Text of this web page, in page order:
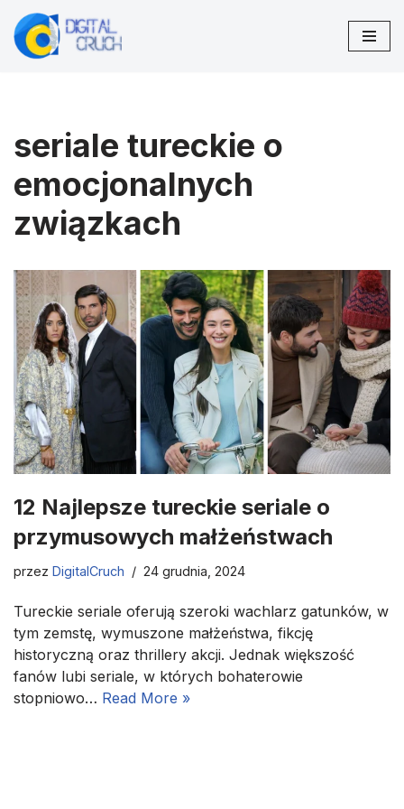
Przejdź
seriale tureckie o
emocjonalnych
związkach
12 Najlepsze tureckie seriale o
przymusowych małżeństwach
przez DigitalCruch 24 grudnia, 2024
Tureckie seriale oferują szeroki wachlarz gatunków, w
tym zemstę, wymuszone małżeństwa, fikcję
historyczną oraz thrillery akcji. Jednak większość
fanów lubi seriale, w których bohaterowie
stopniowo… Read More »